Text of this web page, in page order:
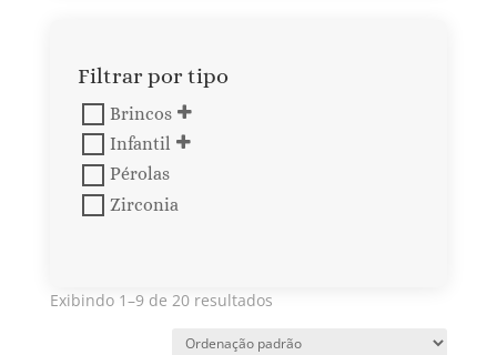
Filtrar por tipo
Brincos
Infantil
Pérolas
Zirconia
Exibindo 1–9 de 20 resultados